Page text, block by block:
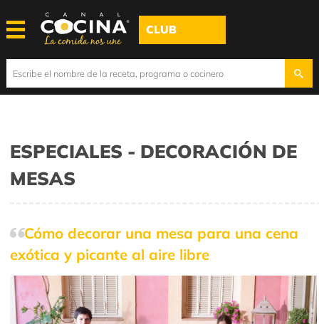
CLUB
ESPECIALES - DECORACIÓN DE
MESAS
Cómo decorar una mesa para una cena
exótica y picante al aire libre